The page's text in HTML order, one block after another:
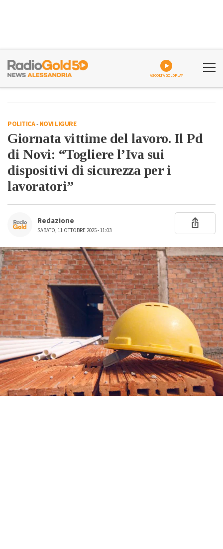
ASCOLTA GOLDPLAY
POLITICA-NOVI LIGURE
Giornata vittime del lavoro. Il Pd
di Novi: “Togliere l’Iva sui
dispositivi di sicurezza per i
lavoratori”
Redazione
SABATO, 11 OTTOBRE 2025 - 11:03